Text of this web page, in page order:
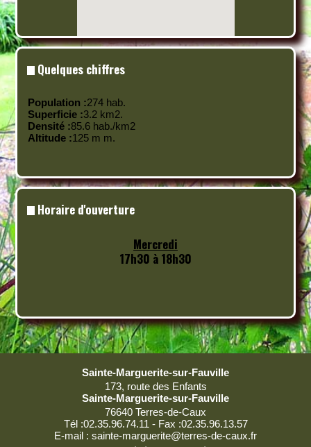
Quelques chiffres
Population :274 hab.
Superficie :3.2 km2.
Densité :85.6 hab./km2
Altitude :125 m m.
Horaire d'ouverture
Mercredi
17h30 à 18h30
Sainte-Marguerite-sur-Fauville
173, route des Enfants
Sainte-Marguerite-sur-Fauville
76640 Terres-de-Caux
Tél :02.35.96.74.11 - Fax :02.35.96.13.57
E-mail : sainte-marguerite@terres-de-caux.fr